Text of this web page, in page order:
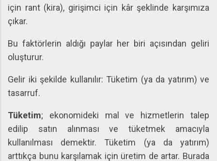
için rant (kira), girişimci için kâr şeklinde karşımıza
çıkar.
Bu faktörlerin aldığı paylar her biri açısından geliri
oluşturur.
Gelir iki şekilde kullanılır: Tüketim (ya da yatırım) ve
tasarruf.
Tüketim; ekonomideki mal ve hizmetlerin talep
edilip satın alınması ve tüketmek amacıyla
kullanılması demektir. Tüketim (ya da yatırım)
arttıkça bunu karşılamak için üretim de artar. Burada